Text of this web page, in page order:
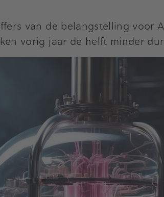
van de belangstelling voor
vorig jaar de helft minder